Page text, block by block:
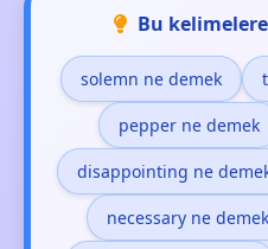
Bu
solemn ne demek
pepper ne demek
disappointing ne
necessary ne demek